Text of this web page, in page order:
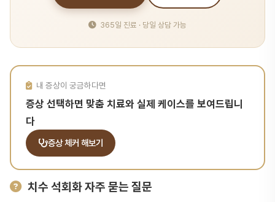
365일 진료 · 당일 상담 가능
내 증상이 궁금하다면
증상 선택하면 맞춤 치료와 실제 케이스를 보여드립니
다
증상 체커 해보기
치수 석회화 자주 묻는 질문